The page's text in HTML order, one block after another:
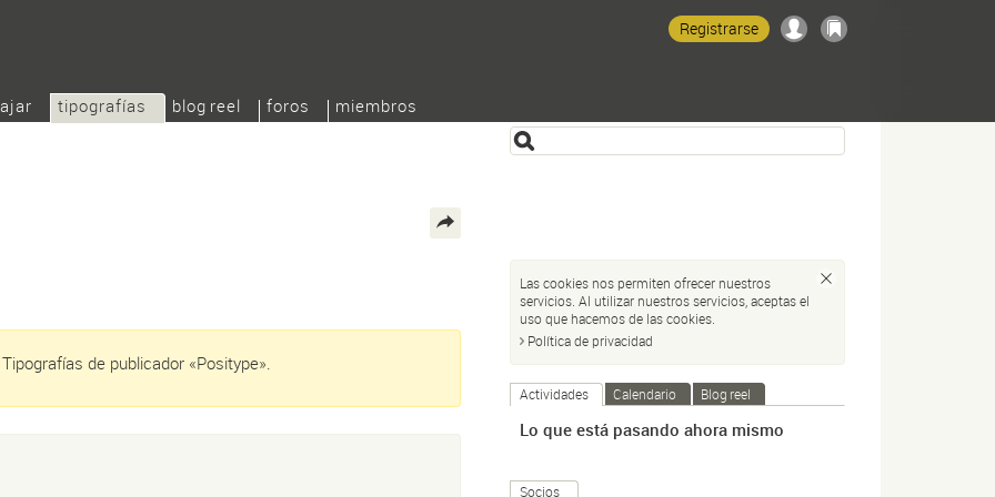
tipografías blog reel foros miembros
Registrarse
de publicador «Positype».
Las cookies nos permiten ofrecer nuestros
servicios. Al utilizar nuestros servicios, aceptas el
uso que hacemos de las cookies.
Política de privacidad
Actividades Calendario Blog reel
Lo que está pasando ahora mismo
Socios